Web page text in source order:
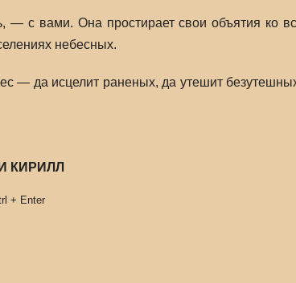
— с вами. Она простирает свои объятия ко
небесных.
— да исцелит раненых, да утешит
КИРИЛЛ
+ Enter